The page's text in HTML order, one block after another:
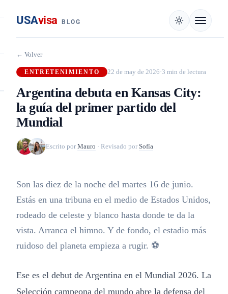
USAvisa BLOG
← Volver
ENTRETENIMIENTO 22 de may de 2026·3 min de lectura
Argentina debuta en Kansas City:
la guía del primer partido del
Mundial
Escrito por Mauro · Revisado por Sofía
Son las diez de la noche del martes 16 de junio.
Estás en una tribuna en el medio de Estados Unidos,
rodeado de celeste y blanco hasta donde te da la
vista. Arranca el himno. Y de fondo, el estadio más
ruidoso del planeta empieza a rugir. ⚽
Ese es el debut de Argentina en el Mundial 2026. La
Selección campeona del mundo abre la defensa del